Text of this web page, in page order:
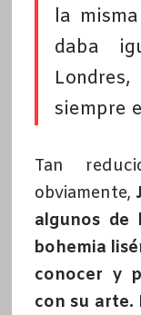
la
daba
siempre
Tan
obviamente,
algunos de
bohemia
conocer y
con su arte.